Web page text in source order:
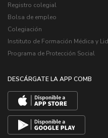
Registro colegial
Bolsa de empleo
Colegiación
Instituto de Formación Médica y
Programa de Protección Social
DESCÁRGATE LA APP COMB